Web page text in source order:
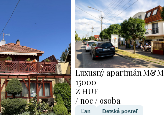
Luxusný apartmán M&M
15000
Z HUF
/ noc / osoba
Ľan Detská posteľ